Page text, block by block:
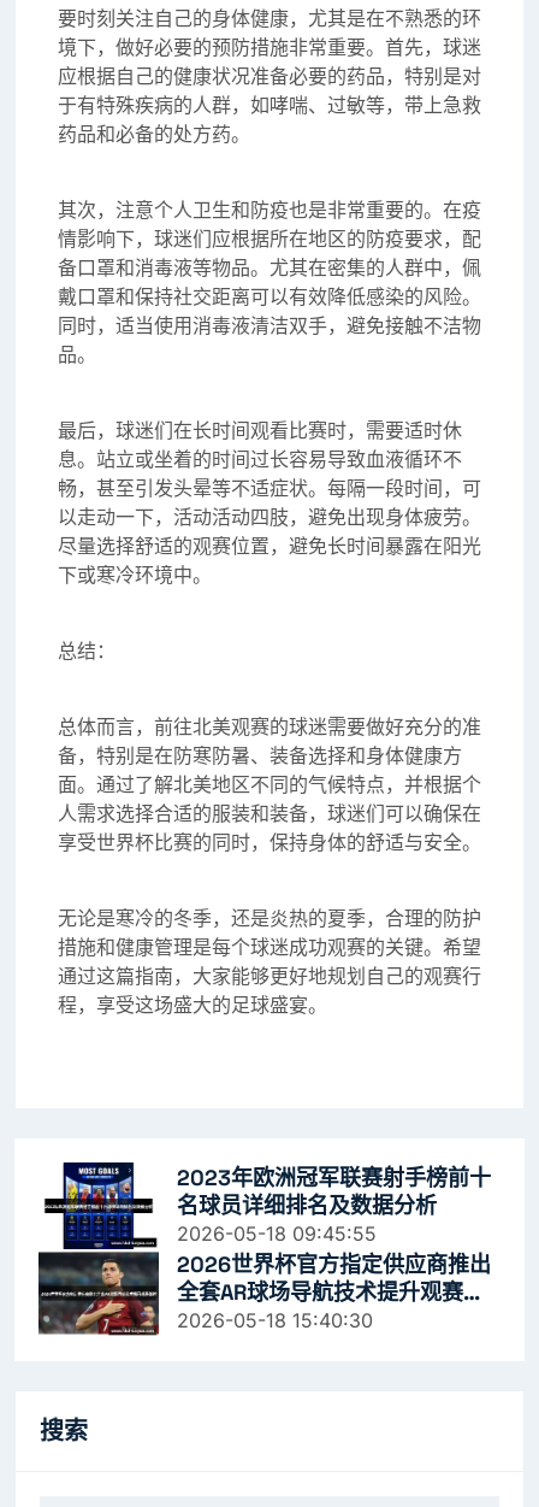
要时刻关注自己的身体健康，尤其是在不熟悉的环
境下，做好必要的预防措施非常重要。首先，球迷
应根据自己的健康状况准备必要的药品，特别是对
于有特殊疾病的人群，如哮喘、过敏等，带上急救
药品和必备的处方药。
其次，注意个人卫生和防疫也是非常重要的。在疫
情影响下，球迷们应根据所在地区的防疫要求，配
备口罩和消毒液等物品。尤其在密集的人群中，佩
戴口罩和保持社交距离可以有效降低感染的风险。
同时，适当使用消毒液清洁双手，避免接触不洁物
品。
最后，球迷们在长时间观看比赛时，需要适时休
息。站立或坐着的时间过长容易导致血液循环不
畅，甚至引发头晕等不适症状。每隔一段时间，可
以走动一下，活动活动四肢，避免出现身体疲劳。
尽量选择舒适的观赛位置，避免长时间暴露在阳光
下或寒冷环境中。
总结：
总体而言，前往北美观赛的球迷需要做好充分的准
备，特别是在防寒防暑、装备选择和身体健康方
面。通过了解北美地区不同的气候特点，并根据个
人需求选择合适的服装和装备，球迷们可以确保在
享受世界杯比赛的同时，保持身体的舒适与安全。
无论是寒冷的冬季，还是炎热的夏季，合理的防护
措施和健康管理是每个球迷成功观赛的关键。希望
通过这篇指南，大家能够更好地规划自己的观赛行
程，享受这场盛大的足球盛宴。
2023年欧洲冠军联赛射手榜前十
名球员详细排名及数据分析
2026-05-18 09:45:55
2026世界杯官方指定供应商推出
全套AR球场导航技术提升观赛体
验
2026-05-18 15:40:30
搜索